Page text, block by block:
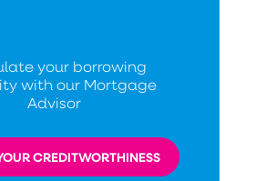
your borrowing
with our Mortgage
Advisor
CREDITWORTHINESS